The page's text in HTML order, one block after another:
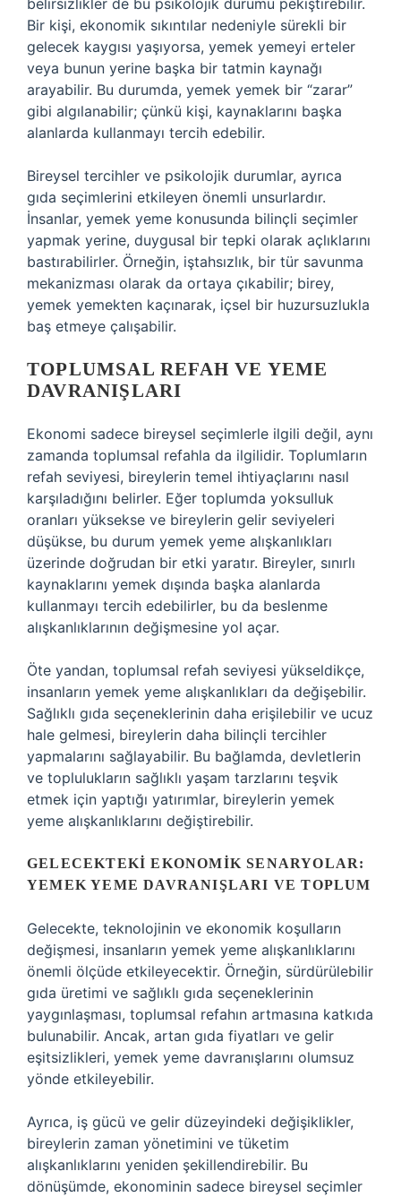
belirsizlikler de bu psikolojik durumu pekiştirebilir.
Bir kişi, ekonomik sıkıntılar nedeniyle sürekli bir
gelecek kaygısı yaşıyorsa, yemek yemeyi erteler
veya bunun yerine başka bir tatmin kaynağı
arayabilir. Bu durumda, yemek yemek bir “zarar”
gibi algılanabilir; çünkü kişi, kaynaklarını başka
alanlarda kullanmayı tercih edebilir.
Bireysel tercihler ve psikolojik durumlar, ayrıca
gıda seçimlerini etkileyen önemli unsurlardır.
İnsanlar, yemek yeme konusunda bilinçli seçimler
yapmak yerine, duygusal bir tepki olarak açlıklarını
bastırabilirler. Örneğin, iştahsızlık, bir tür savunma
mekanizması olarak da ortaya çıkabilir; birey,
yemek yemekten kaçınarak, içsel bir huzursuzlukla
baş etmeye çalışabilir.
TOPLUMSAL REFAH VE YEME
DAVRANIŞLARI
Ekonomi sadece bireysel seçimlerle ilgili değil, aynı
zamanda toplumsal refahla da ilgilidir. Toplumların
refah seviyesi, bireylerin temel ihtiyaçlarını nasıl
karşıladığını belirler. Eğer toplumda yoksulluk
oranları yüksekse ve bireylerin gelir seviyeleri
düşükse, bu durum yemek yeme alışkanlıkları
üzerinde doğrudan bir etki yaratır. Bireyler, sınırlı
kaynaklarını yemek dışında başka alanlarda
kullanmayı tercih edebilirler, bu da beslenme
alışkanlıklarının değişmesine yol açar.
Öte yandan, toplumsal refah seviyesi yükseldikçe,
insanların yemek yeme alışkanlıkları da değişebilir.
Sağlıklı gıda seçeneklerinin daha erişilebilir ve ucuz
hale gelmesi, bireylerin daha bilinçli tercihler
yapmalarını sağlayabilir. Bu bağlamda, devletlerin
ve toplulukların sağlıklı yaşam tarzlarını teşvik
etmek için yaptığı yatırımlar, bireylerin yemek
yeme alışkanlıklarını değiştirebilir.
GELECEKTEKI EKONOMIK SENARYOLAR:
YEMEK YEME DAVRANIŞLARI VE TOPLUM
Gelecekte, teknolojinin ve ekonomik koşulların
değişmesi, insanların yemek yeme alışkanlıklarını
önemli ölçüde etkileyecektir. Örneğin, sürdürülebilir
gıda üretimi ve sağlıklı gıda seçeneklerinin
yaygınlaşması, toplumsal refahın artmasına katkıda
bulunabilir. Ancak, artan gıda fiyatları ve gelir
eşitsizlikleri, yemek yeme davranışlarını olumsuz
yönde etkileyebilir.
Ayrıca, iş gücü ve gelir düzeyindeki değişiklikler,
bireylerin zaman yönetimini ve tüketim
alışkanlıklarını yeniden şekillendirebilir. Bu
dönüşümde, ekonominin sadece bireysel seçimler